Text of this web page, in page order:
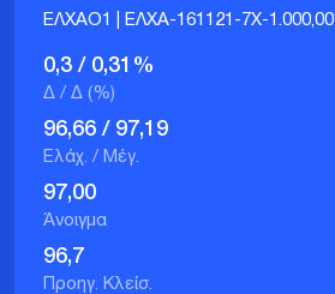
ΕΛΧΑΟ1 | ΕΛΧΑ-161121-7Χ-1.000,00
0,3 / 0,31 %
Δ / Δ (%)
96,66 / 97,19
Ελάχ. / Μέγ.
97,00
Άνοιγμα
96,7
Προηγ. Κλείσ.